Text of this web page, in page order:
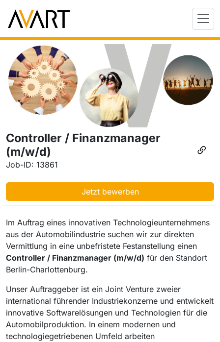
Controller / Finanzmanager
(m/w/d)
Job-ID: 13861
Jetzt bewerben
Im Auftrag eines innovativen Technologieunternehmens
aus der Automobilindustrie suchen wir zur direkten
Vermittlung in eine unbefristete Festanstellung einen
Controller / Finanzmanager (m/w/d) für den Standort
Berlin-Charlottenburg.
Unser Auftraggeber ist ein Joint Venture zweier
international führender Industriekonzerne und entwickelt
innovative Softwarelösungen und Technologien für die
Automobilproduktion. In einem modernen und
technologiegetriebenen Umfeld arbeiten